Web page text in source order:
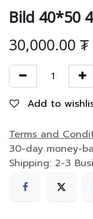
Bild 40*50
30,000.00₮
Add to
Terms and
30-day money-
Shipping: 2-3